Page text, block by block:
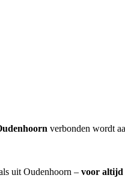
verbonden wordt
uit Oudenhoorn – voor altijd